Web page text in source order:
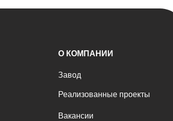
О КОМПАНИИ
Завод
Реализованные проекты
Вакансии